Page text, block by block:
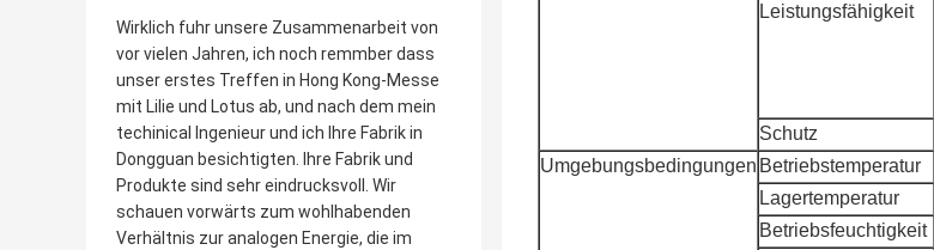
Wirklich fuhr unsere Zusammenarbeit von
vor vielen Jahren, ich noch remmber dass
unser erstes Treffen in Hong Kong-Messe
mit Lilie und Lotus ab, und nach dem mein
techinical Ingenieur und ich Ihre Fabrik in
Dongguan besichtigten. Ihre Fabrik und
Produkte sind sehr eindrucksvoll. Wir
schauen vorwärts zum wohlhabenden
Verhältnis zur analogen Energie, die im
Leistungsfähigkeit
Schutz
Umgebungsbedingungen Betriebstemperatur
Lagertemperatur
Betriebsfeuchtigkeit